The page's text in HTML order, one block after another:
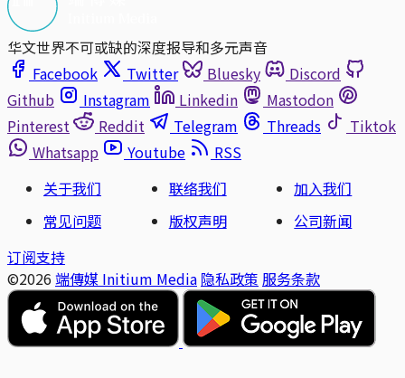
华文世界不可或缺的深度报导和多元声音
Facebook
Twitter Bluesky
Discord
Github
Instagram Linkedin
Mastodon
Pinterest
Reddit Telegram Threads
Tiktok
Whatsapp
Youtube
RSS
关于我们
联络我们
加入我们
常见问题
版权声明
公司新闻
订阅支持
©2026 端傳媒 Initium Media 隐私政策 服务条款